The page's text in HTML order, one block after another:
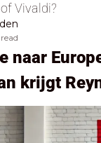
Vivaldi?
naar
krijgt